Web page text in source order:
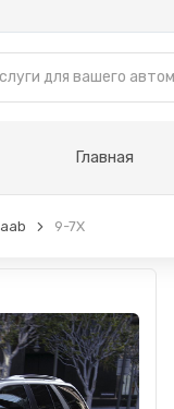
Главная
9-7X